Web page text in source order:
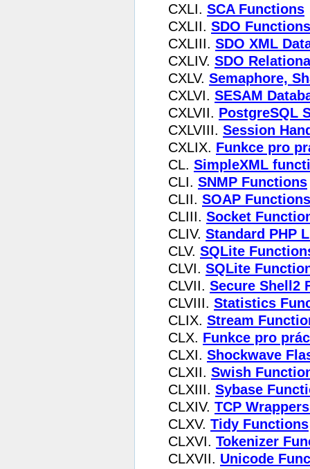
CXLI. SCA Functions
CXLII. SDO Functions
CXLIII. SDO XML
CXLIV. SDO
CXLV. Semaphore,
CXLVI. SESAM
CXLVII. PostgreSQL
CXLVIII. Session
CXLIX. Funkce pro
CL. SimpleXML
CLI. SNMP Functions
CLII. SOAP Functions
CLIII. Socket
CLIV. Standard PHP
CLV. SQLite
CLVI. SQLite
CLVII. Secure Shell2
CLVIII. Statistics
CLIX. Stream
CLX. Funkce pro
CLXI. Shockwave
CLXII. Swish
CLXIII. Sybase
CLXIV. TCP
CLXV. Tidy Functions
CLXVI. Tokenizer
CLXVII. Unicode